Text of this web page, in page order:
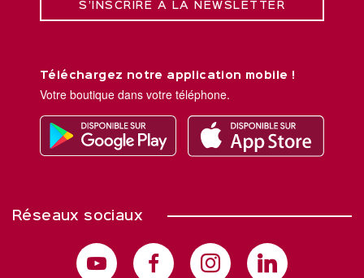
S’INSCRIRE À LA NEWSLETTER
Téléchargez notre application mobile !
Votre boutique dans votre téléphone.
Réseaux sociaux